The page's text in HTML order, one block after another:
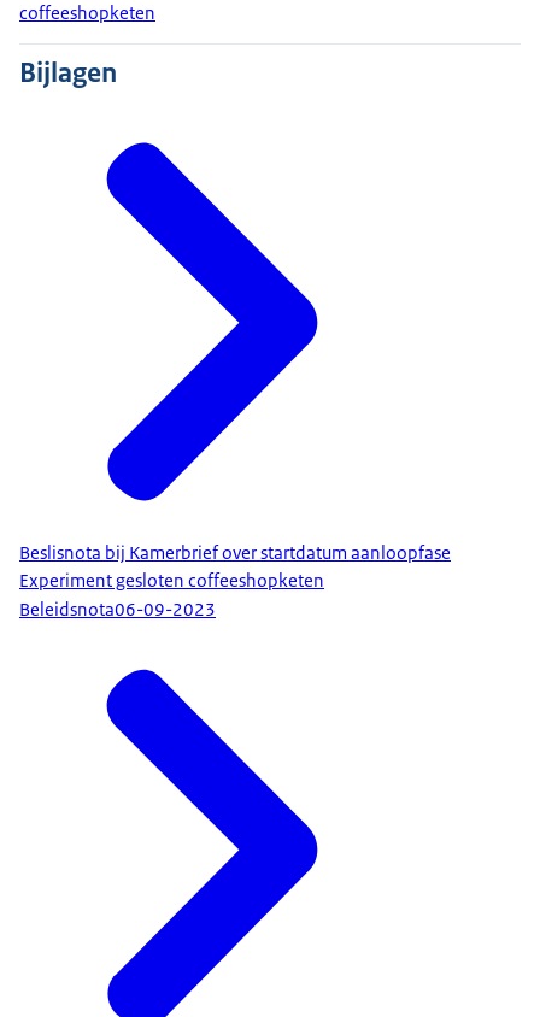
coffeeshopketen
Bijlagen
Beslisnota bij Kamerbrief over startdatum aanloopfase
Experiment gesloten coffeeshopketen
Beleidsnota06-09-2023